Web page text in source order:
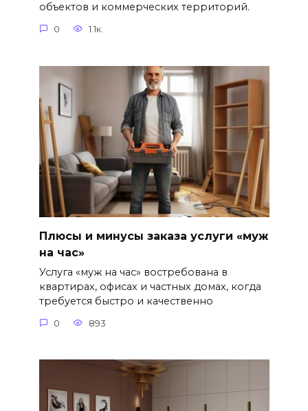
объектов и коммерческих территорий.
0 1.1к.
Плюсы и минусы заказа услуги «муж
на час»
Услуга «муж на час» востребована в
квартирах, офисах и частных домах, когда
требуется быстро и качественно
0 893